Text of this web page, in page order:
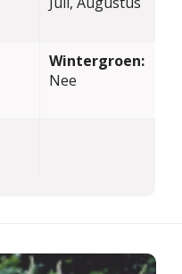
Wintergroen:
Nee